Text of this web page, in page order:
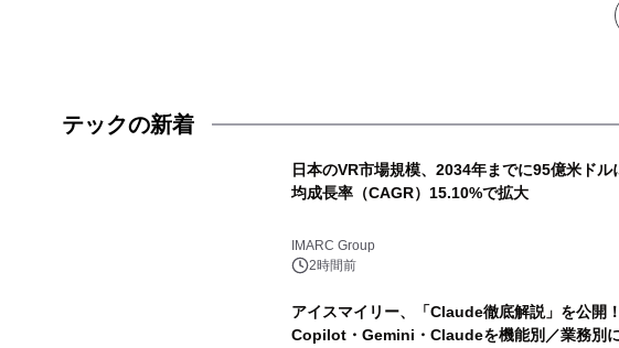
テックの新着
日本のVR市場規模、2034年までに95億米ド
均成長率（CAGR）15.10%で拡大
IMARC Group
2時間前
アイスマイリー、「Claude徹底解説」を公開
Copilot・Gemini・Claudeを機能別／業務別